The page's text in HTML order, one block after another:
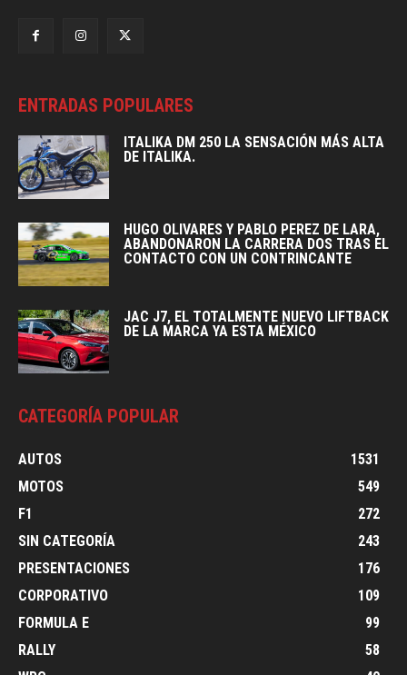
ENTRADAS POPULARES
ITALIKA DM 250 LA SENSACIÓN MÁS ALTA
DE ITALIKA.
HUGO OLIVARES Y PABLO PEREZ DE LARA,
ABANDONARON LA CARRERA DOS TRAS EL
CONTACTO CON UN CONTRINCANTE
JAC J7, EL TOTALMENTE NUEVO LIFTBACK
DE LA MARCA YA ESTA MÉXICO
CATEGORÍA POPULAR
AUTOS
1531
MOTOS
549
F1
272
SIN CATEGORÍA
243
PRESENTACIONES
176
CORPORATIVO
109
FORMULA E
99
RALLY
58